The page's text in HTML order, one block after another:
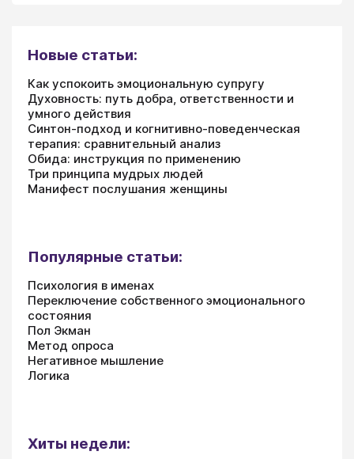
Новые статьи:
Как успокоить эмоциональную супругу
Духовность: путь добра, ответственности и
умного действия
Синтон-подход и когнитивно-поведенческая
терапия: сравнительный анализ
Обида: инструкция по применению
Три принципа мудрых людей
Манифест послушания женщины
Популярные статьи:
Психология в именах
Переключение собственного эмоционального
состояния
Пол Экман
Метод опроса
Негативное мышление
Логика
Хиты недели: